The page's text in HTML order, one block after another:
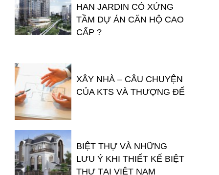
HAN JARDIN CÓ XỨNG
TẦM DỰ ÁN CĂN HỘ CAO
CẤP ?
XÂY NHÀ – CÂU CHUYỆN
CỦA KTS VÀ THƯỢNG ĐẾ
BIỆT THỰ VÀ NHỮNG
LƯU Ý KHI THIẾT KẾ BIỆT
THỰ TẠI VIỆT NAM